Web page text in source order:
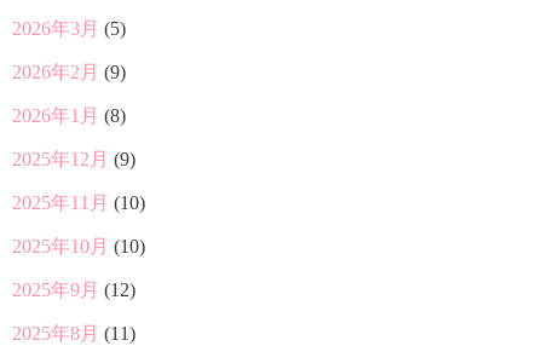
2026年3月 (5)
2026年2月 (9)
2026年1月 (8)
2025年12月 (9)
2025年11月 (10)
2025年10月 (10)
2025年9月 (12)
2025年8月 (11)